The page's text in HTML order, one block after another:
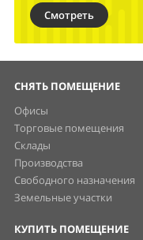
Смотреть
СНЯТЬ ПОМЕЩЕНИЕ
Офисы
Торговые помещения
Склады
Производства
Свободного назначения
Земельные участки
КУПИТЬ ПОМЕЩЕНИЕ